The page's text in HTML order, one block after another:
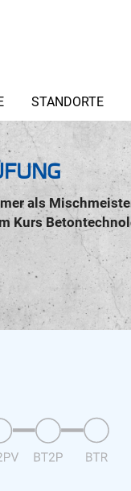
STANDORTE
als
Kurs